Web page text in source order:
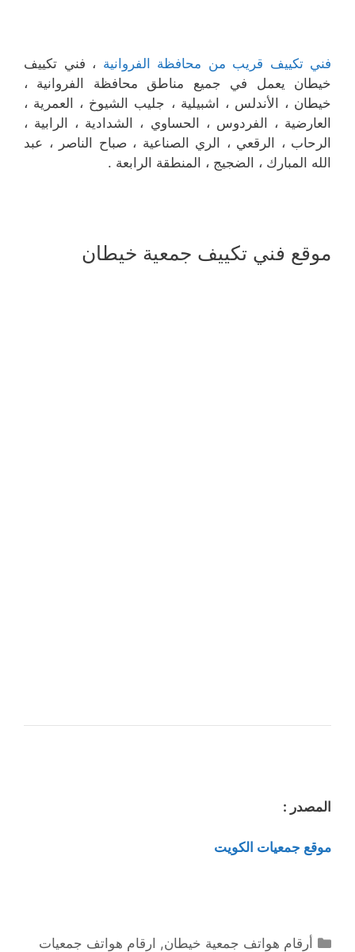
فني تكييف قريب من محافظة الفروانية ، فني تكييف
خيطان يعمل في جميع مناطق محافظة الفروانية ،
خيطان ، الأندلس ، اشبيلية ، جليب الشيوخ ، العمرية ،
العارضية ، الفردوس ، الحساوي ، الشدادية ، الرابية ،
الرحاب ، الرقعي ، الري الصناعية ، صباح الناصر ، عبد
الله المبارك ، الضجيج ، المنطقة الرابعة .
موقع فني تكييف جمعية خيطان
المصدر :
موقع جمعيات الكويت
التصنيفات
أرقام هواتف جمعية خيطان, ارقام هواتف جمعيات